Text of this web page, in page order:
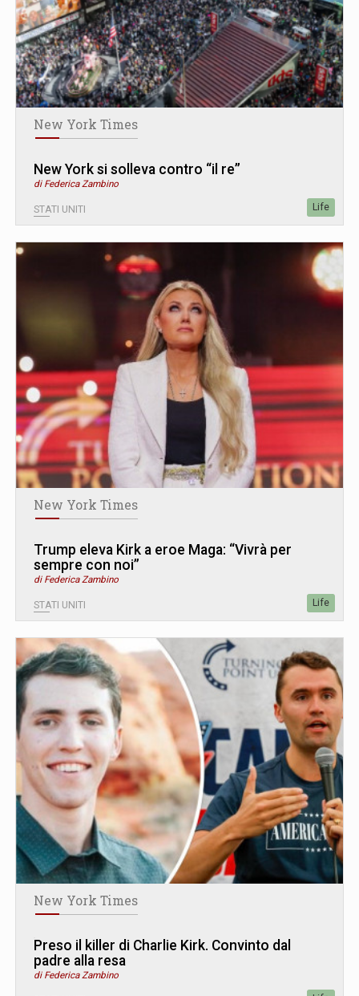
New York Times
New York si solleva contro “il re”
di Federica Zambino
STATI UNITI Life
New York Times
Trump eleva Kirk a eroe Maga: “Vivrà per
sempre con noi”
di Federica Zambino
STATI UNITI Life
New York Times
Preso il killer di Charlie Kirk. Convinto dal
padre alla resa
di Federica Zambino